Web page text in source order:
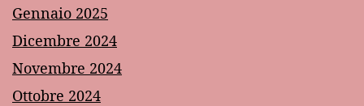
Gennaio 2025
Dicembre 2024
Novembre 2024
Ottobre 2024